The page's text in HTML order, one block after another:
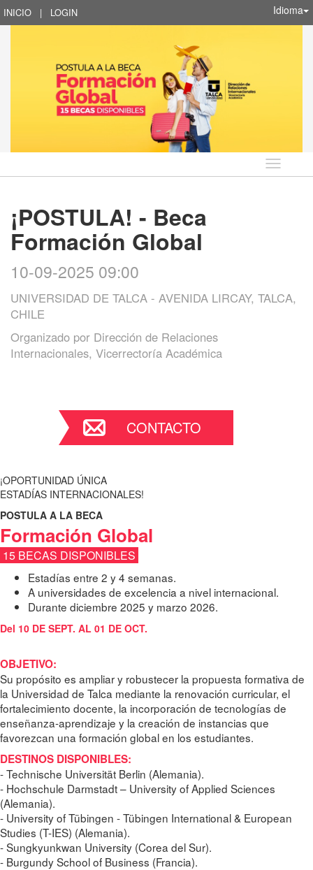
INICIO | LOGIN Idioma
Idioma
¡POSTULA! - Beca
Formación Global
10-09-2025 09:00
UNIVERSIDAD DE TALCA - AVENIDA LIRCAY, TALCA,
CHILE
Organizado por Dirección de Relaciones
Internacionales, Vicerrectoría Académica
CONTACTO
¡OPORTUNIDAD ÚNICA
ESTADÍAS INTERNACIONALES!
POSTULA A LA BECA
Formación Global
15 BECAS DISPONIBLES
Estadías entre 2 y 4 semanas.
A universidades de excelencia a nivel internacional.
Durante diciembre 2025 y marzo 2026.
Del 10 DE SEPT. AL 01 DE OCT.
OBJETIVO:
Su propósito es ampliar y robustecer la propuesta formativa de
la Universidad de Talca mediante la renovación curricular, el
fortalecimiento docente, la incorporación de tecnologías de
enseñanza-aprendizaje y la creación de instancias que
favorezcan una formación global en los estudiantes.
DESTINOS DISPONIBLES:
- Technische Universität Berlin (Alemania).
- Hochschule Darmstadt – University of Applied Sciences
(Alemania).
- University of Tübingen - Tübingen International & European
Studies (T-IES) (Alemania).
- Sungkyunkwan University (Corea del Sur).
- Burgundy School of Business (Francia).